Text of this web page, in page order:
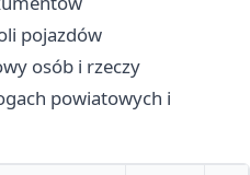
pojazdów
osób i rzeczy
powiatowych i